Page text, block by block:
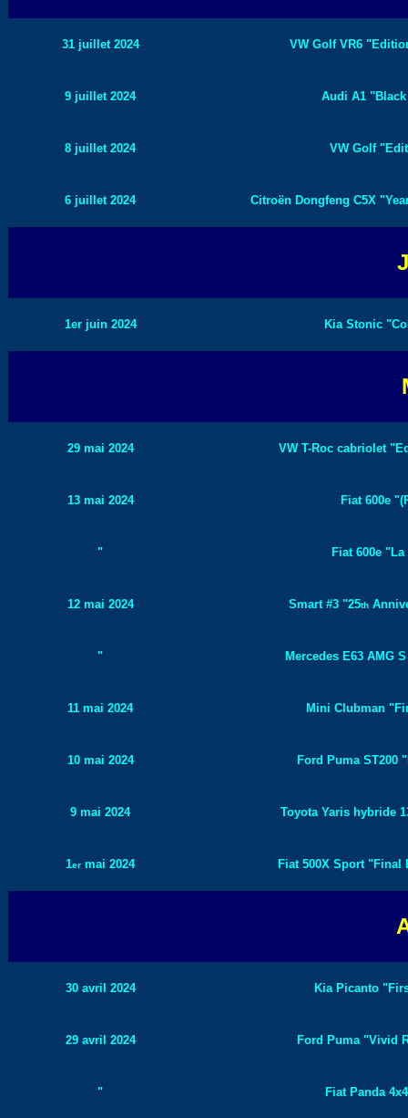
31 juillet 2024 VW Golf VR6
9 juillet 2024 Audi A1
8 juillet 2024 VW Golf
6 juillet 2024 Citroën Dongfeng C5X
1er juin 2024 Kia Stonic
29 mai 2024 VW T-Roc cabriolet
13 mai 2024 Fiat 600e
" Fiat 600e
12 mai 2024 Smart #3 "25th
" Mercedes E63 AMG
11 mai 2024 Mini Clubman
10 mai 2024 Ford Puma ST200
9 mai 2024 Toyota Yaris hybride
1er mai 2024 Fiat 500X Sport "Final
30 avril 2024 Kia Picanto
29 avril 2024 Ford Puma "Vivid
" Fiat Panda